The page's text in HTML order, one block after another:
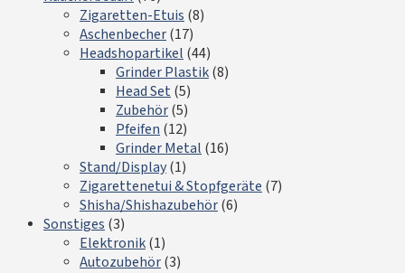
Zigaretten-Etuis (8)
Aschenbecher(17)
Headshopartikel (44)
Grinder Plastik(8)
Head Set(5)
Zubehör(5)
Pfeifen (12)
Grinder Metal (16)
Stand/Display(1)
Zigarettenetui & Stopfgeräte (7)
Shisha/Shishazubehör(6)
Sonstiges (3)
Elektronik(1)
Autozubehör(3)